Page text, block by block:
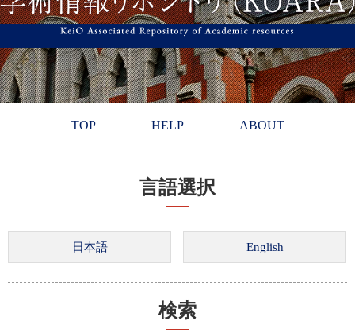
TOP HELP ABOUT
言語選択
検索